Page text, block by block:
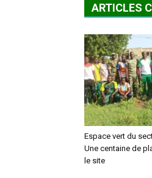
ARTICLES
Espace vert du
Une centaine de
le site